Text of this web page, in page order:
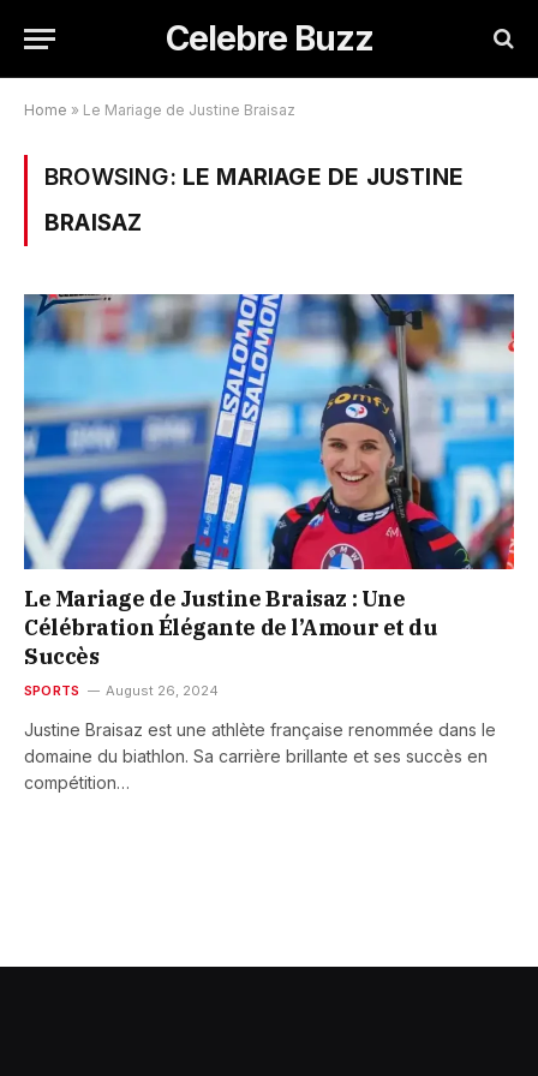
Celebre Buzz
Home » Le Mariage de Justine Braisaz
BROWSING: LE MARIAGE DE JUSTINE
BRAISAZ
Le Mariage de Justine Braisaz : Une
Célébration Élégante de l’Amour et du
Succès
SPORTS August 26, 2024
Justine Braisaz est une athlète française renommée dans le
domaine du biathlon. Sa carrière brillante et ses succès en
compétition…